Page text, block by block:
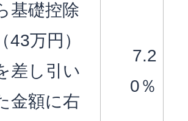
基礎控除
（43万円）
差し引い
金額に右
7.2
0％